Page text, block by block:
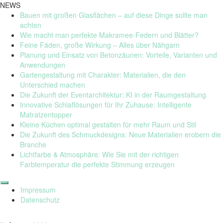
NEWS
Bauen mit großen Glasflächen – auf diese Dinge sollte man
achten
Wie macht man perfekte Makramee-Federn und Blätter?
Feine Fäden, große Wirkung – Alles über Nähgarn
Planung und Einsatz von Betonzäunen: Vorteile, Varianten und
Anwendungen
Gartengestaltung mit Charakter: Materialien, die den
Unterschied machen
Die Zukunft der Eventarchitektur: KI in der Raumgestaltung
Innovative Schlaflösungen für Ihr Zuhause: Intelligente
Matratzentopper
Kleine Küchen optimal gestalten für mehr Raum und Stil
Die Zukunft des Schmuckdesigns: Neue Materialien erobern die
Branche
Lichtfarbe & Atmosphäre: Wie Sie mit der richtigen
Farbtemperatur die perfekte Stimmung erzeugen
Skip
to
content
Impressum
Datenschutz